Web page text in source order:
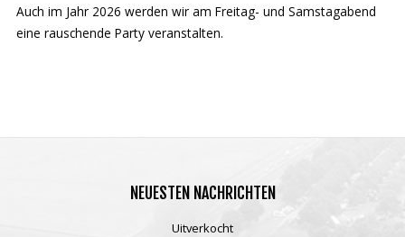
Auch im Jahr 2026 werden wir am Freitag- und Samstagabend
eine rauschende Party veranstalten.
NEUESTEN NACHRICHTEN
Uitverkocht